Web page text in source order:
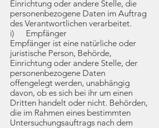
Einrichtung oder andere Stelle, die
personenbezogene Daten im Auftrag
des Verantwortlichen verarbeitet.
i) Empfänger
Empfänger ist eine natürliche oder
juristische Person, Behörde,
Einrichtung oder andere Stelle, der
personenbezogene Daten
offengelegt werden, unabhängig
davon, ob es sich bei ihr um einen
Dritten handelt oder nicht. Behörden,
die im Rahmen eines bestimmten
Untersuchungsauftrags nach dem